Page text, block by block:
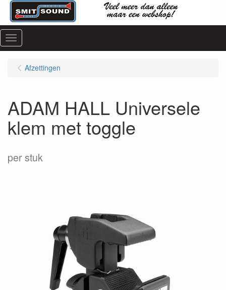
Menu
Afzettingen
ADAM HALL Universele
klem met toggle
per stuk